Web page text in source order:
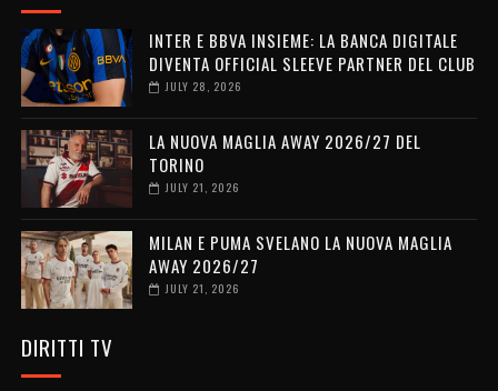
INTER E BBVA INSIEME: LA BANCA DIGITALE
DIVENTA OFFICIAL SLEEVE PARTNER DEL CLUB
JULY 28, 2026
LA NUOVA MAGLIA AWAY 2026/27 DEL
TORINO
JULY 21, 2026
MILAN E PUMA SVELANO LA NUOVA MAGLIA
AWAY 2026/27
JULY 21, 2026
DIRITTI TV